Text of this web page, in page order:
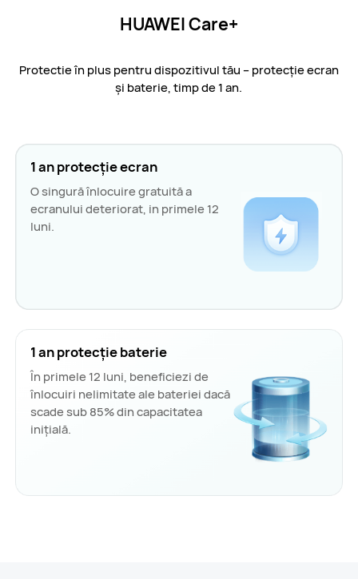
HUAWEI Care+
Protectie în plus pentru dispozitivul tău – protecție ecran
și baterie, timp de 1 an.
1 an protecție ecran
O singură înlocuire gratuită a
ecranului deteriorat, in primele 12
luni.
1 an protecție baterie
În primele 12 luni, beneficiezi de
înlocuiri nelimitate ale bateriei dacă
scade sub 85% din capacitatea
inițială.